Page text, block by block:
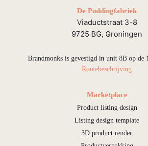
De Puddingfabriek
Viaductstraat 3-8
9725 BG, Groningen
Brandmonks is gevestigd in unit 8B op de
Routebeschrijving
Marketplace
Product listing design
Listing design template
3D product render